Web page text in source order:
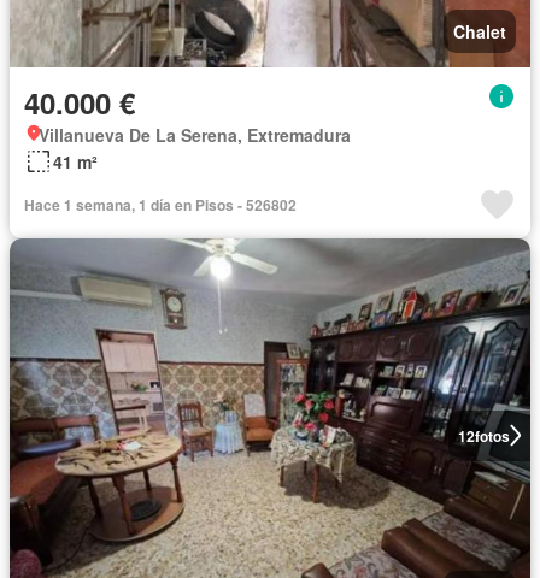
Chalet
40.000 €
Villanueva De La Serena, Extremadura
41 m²
Hace 1 semana, 1 día en Pisos - 526802
12fotos